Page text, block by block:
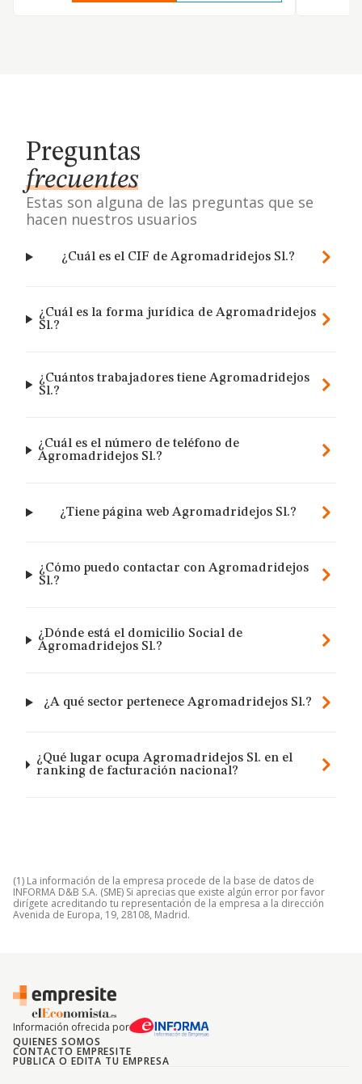
Preguntas
frecuentes
Estas son alguna de las preguntas que se
hacen nuestros usuarios
¿Cuál es el CIF de Agromadridejos Sl.?
¿Cuál es la forma jurídica de Agromadridejos
Sl.?
¿Cuántos trabajadores tiene Agromadridejos
Sl.?
¿Cuál es el número de teléfono de
Agromadridejos Sl.?
¿Tiene página web Agromadridejos Sl.?
¿Cómo puedo contactar con Agromadridejos
Sl.?
¿Dónde está el domicilio Social de
Agromadridejos Sl.?
¿A qué sector pertenece Agromadridejos Sl.?
¿Qué lugar ocupa Agromadridejos Sl. en el
ranking de facturación nacional?
(1) La información de la empresa procede de la base de datos de
INFORMA D&B S.A. (SME) Si aprecias que existe algún error por favor
dirígete acreditando tu representación de la empresa a la dirección
Avenida de Europa, 19, 28108, Madrid.
Información ofrecida por
QUIENES SOMOS
CONTACTO EMPRESITE
PUBLICA O EDITA TU EMPRESA